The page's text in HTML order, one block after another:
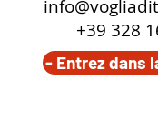
+39 328
- Entrez dans